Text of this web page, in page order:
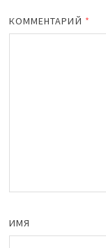
КОММЕНТАРИЙ *
ИМЯ